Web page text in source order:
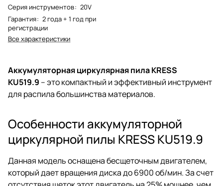
Серия инструментов: 20V
Гарантия: 2 года + 1 год при
регистрации
Все характеристики
Аккумуляторная циркулярная пила KRESS
KU519.9 – это компактный и эффективный инструмент
для распила большинства материалов.
Особенности аккумуляторной
циркулярной пилы KRESS KU519.9
Данная модель оснащена бесщеточным двигателем,
который дает вращения диска до 6900 об/мин. За счет